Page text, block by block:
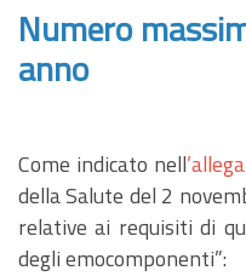
Numero
anno
Come indicato nell’
della Salute del 2
relative ai requisiti di
degli emocomponenti”: